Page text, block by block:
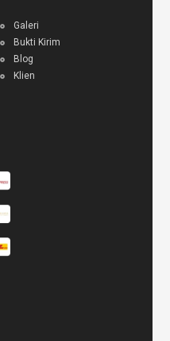
Galeri
Bukti Kirim
Blog
Klien